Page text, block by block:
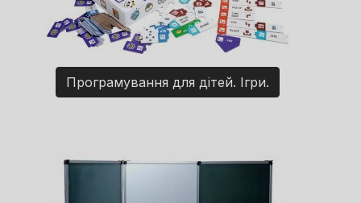
Програмування для дітей. Ігри.